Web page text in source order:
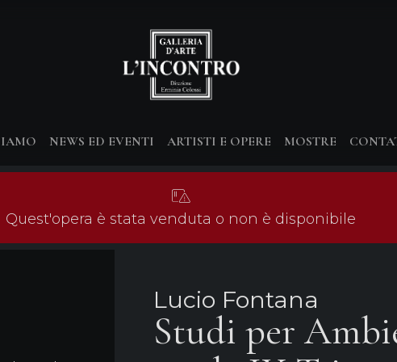
NEWS ED EVENTI ARTISTI E OPERE MOSTRE
Quest'opera è stata venduta o non è disponibile
Lucio Fontana
Studi per